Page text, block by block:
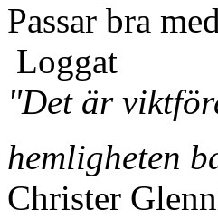
Passar bra
Loggat
"Det är
hemligheten
Christer